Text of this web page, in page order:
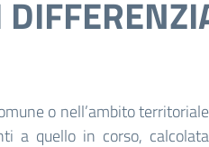
o nell’ambito
a quello in corso,